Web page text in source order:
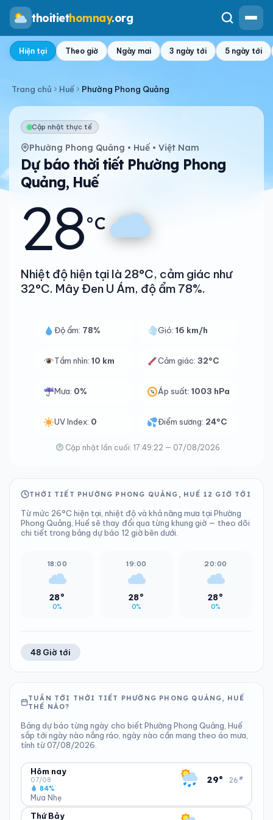
thoitiethomnay.org
Hiện tại Theo giờ Ngày mai 3 ngày tới 5 ngày tới
Trang chủ Huế Phường Phong Quảng
Cập nhật thực tế
Phường Phong Quảng • Huế • Việt Nam
Dự báo thời tiết Phường Phong
Quảng, Huế
28°C
Nhiệt độ hiện tại là 28°C, cảm giác như
32°C. Mây Đen U Ám, độ ẩm 78%.
Độ ẩm: 78% Gió:16 km/h
Tầm nhìn: 10 km Cảm giác:32°C
Mưa: 0% Áp suất:1003 hPa
UV Index: 0 Điểm sương: 24°C
Cập nhật lần cuối: 17:49:22 — 07/08/2026
THỜI TIẾT PHƯỜNG PHONG QUẢNG, HUẾ 12 GIỜ TỚI
Từ mức 26°C hiện tại, nhiệt độ và khả năng mưa tại Phường
Phong Quảng, Huế sẽ thay đổi qua từng khung giờ — theo dõi
chi tiết trong bảng dự báo 12 giờ bên dưới.
18:00
28°
0%
19:00
28°
0%
20:00
28°
0%
48 Giờ tới
TUẦN TỚI THỜI TIẾT PHƯỜNG PHONG QUẢNG, HUẾ
THẾ NÀO?
Bảng dự báo từng ngày cho biết Phường Phong Quảng, Huế
sắp tới ngày nào nắng ráo, ngày nào cần mang theo áo mưa,
tính từ 07/08/2026.
Hôm nay
07/08
Mưa Nhẹ
84%
29° 26°
▾
ĐỘ ẨM
Thứ Bảy